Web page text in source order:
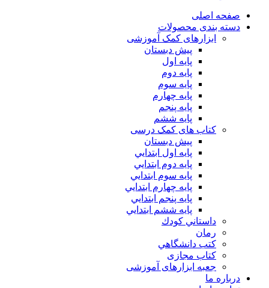
صفحه اصلی
دسته بندی محصولات
ابزارهای کمک آموزشی
پیش دبستان
پایه اول
پایه دوم
پایه سوم
پایه چهارم
پايه پنجم
پایه ششم
کتاب های کمک درسی
پیش دبستان
پايه اول ابتدايي
پايه دوم ابتدايي
پايه سوم ابتدايي
پايه چهارم ابتدايي
پايه پنجم ابتدايي
پايه ششم ابتدايي
داستاني كودك
رمان
كتب دانشگاهي
کتاب مجازی
جعبه ابزارهای آموزشی
درباره ما